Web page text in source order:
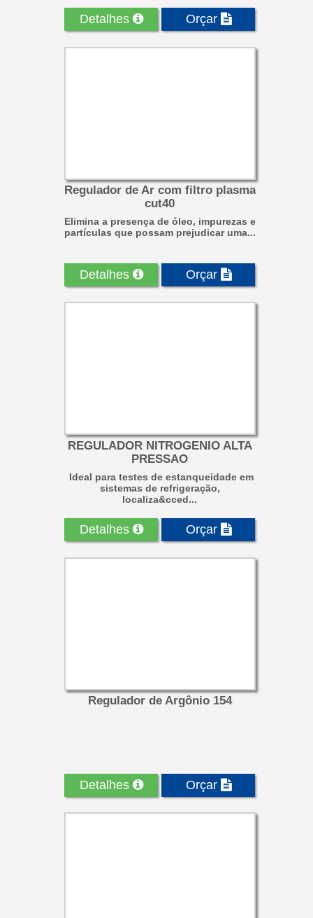
Detalhes Orçar
Regulador de Ar com filtro plasma
cut40
Elimina a presença de óleo, impurezas e
partículas que possam prejudicar uma...
Detalhes Orçar
REGULADOR NITROGENIO ALTA
PRESSAO
Ideal para testes de estanqueidade em
sistemas de refrigeração,
localiza&cced...
Detalhes Orçar
Regulador de Argônio 154
Detalhes Orçar